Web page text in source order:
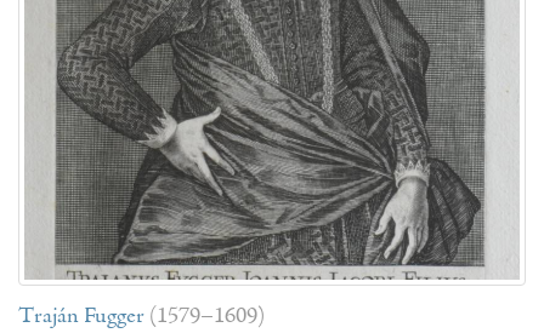
Traján Fugger (1579–1609)